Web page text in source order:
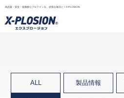
高品質・安全・低価格なプロテインを、頑張る毎日に！X-PLOSION
ALL 製品情報